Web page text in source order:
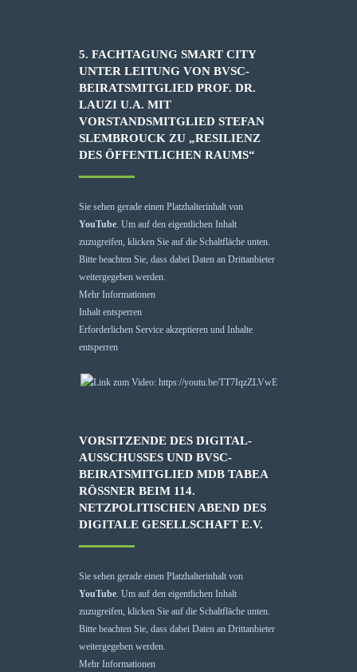
5. FACHTAGUNG SMART CITY
UNTER LEITUNG VON BVSC-
BEIRATSMITGLIED PROF. DR.
LAUZI U.A. MIT
VORSTANDSMITGLIED STEFAN
SLEMBROUCK ZU „RESILIENZ
DES ÖFFENTLICHEN RAUMS“
Sie sehen gerade einen Platzhalterinhalt von
YouTube. Um auf den eigentlichen Inhalt
zuzugreifen, klicken Sie auf die Schaltfläche unten.
Bitte beachten Sie, dass dabei Daten an Drittanbieter
weitergegeben werden.
Mehr Informationen
Inhalt entsperren
Erforderlichen Service akzeptieren und Inhalte
entsperren
VORSITZENDE DES DIGITAL-
AUSSCHUSSES UND BVSC-
BEIRATSMITGLIED MDB TABEA
RÖSSNER BEIM 114. N
ETZPOLITISCHEN ABEND DES D
IGITALE GESELLSCHAFT E.V.
Sie sehen gerade einen Platzhalterinhalt von
YouTube. Um auf den eigentlichen Inhalt
zuzugreifen, klicken Sie auf die Schaltfläche unten.
Bitte beachten Sie, dass dabei Daten an Drittanbieter
weitergegeben werden.
Mehr Informationen